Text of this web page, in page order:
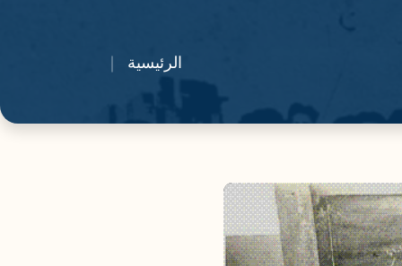
الرئيسية